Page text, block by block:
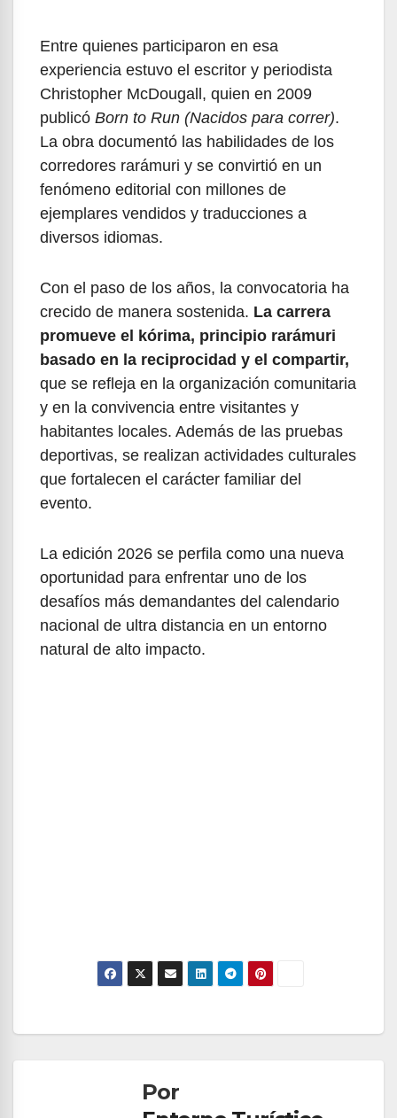
Entre quienes participaron en esa
experiencia estuvo el escritor y periodista
Christopher McDougall, quien en 2009
publicó Born to Run (Nacidos para correr).
La obra documentó las habilidades de los
corredores rarámuri y se convirtió en un
fenómeno editorial con millones de
ejemplares vendidos y traducciones a
diversos idiomas.
Con el paso de los años, la convocatoria ha
crecido de manera sostenida. La carrera
promueve el kórima, principio rarámuri
basado en la reciprocidad y el compartir,
que se refleja en la organización comunitaria
y en la convivencia entre visitantes y
habitantes locales. Además de las pruebas
deportivas, se realizan actividades culturales
que fortalecen el carácter familiar del
evento.
La edición 2026 se perfila como una nueva
oportunidad para enfrentar uno de los
desafíos más demandantes del calendario
nacional de ultra distancia en un entorno
natural de alto impacto.
Navegación
entradasPor